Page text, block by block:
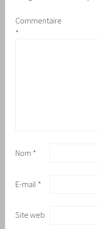
Commentaire
*
Nom *
E-mail *
Site web